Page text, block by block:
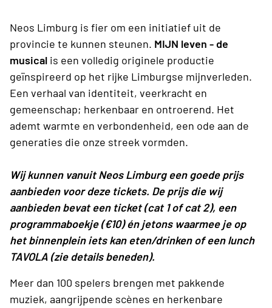
Neos Limburg is fier om een initiatief uit de
provincie te kunnen steunen. MIJN leven - de
musical is een volledig originele productie
geïnspireerd op het rijke Limburgse mijnverleden.
Een verhaal van identiteit, veerkracht en
gemeenschap; herkenbaar en ontroerend. Het
ademt warmte en verbondenheid, een ode aan de
generaties die onze streek vormden.
Wij kunnen vanuit Neos Limburg een goede prijs
aanbieden voor deze tickets. De prijs die wij
aanbieden bevat een ticket (cat 1 of cat 2), een
programmaboekje (€10) én jetons waarmee je op
het binnenplein iets kan eten/drinken of een lunch
TAVOLA (zie details beneden).
Meer dan 100 spelers brengen met pakkende
muziek, aangrijpende scènes en herkenbare